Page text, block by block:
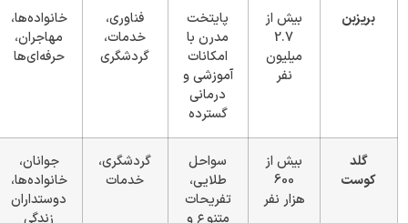
بریزبن
بیش از
2.7
میلیون
نفر
پایتخت
مدرن با
امکانات
آموزشی و
درمانی
گسترده
فناوری،
خدمات،
گردشگری
خانواده‌ها،
مهاجران،
حرفه‌ای‌ها
گلد
کوست
بیش از
600
هزار نفر
سواحل
طلایی،
تفریحات
متنوع و
گردشگری،
خدمات
جوانان،
خانواده‌ها،
دوستداران
زندگی